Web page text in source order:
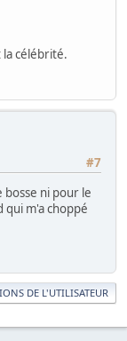
la célébrité.
#7
bosse ni pour le
qui m'a choppé
DE L'UTILISATEUR